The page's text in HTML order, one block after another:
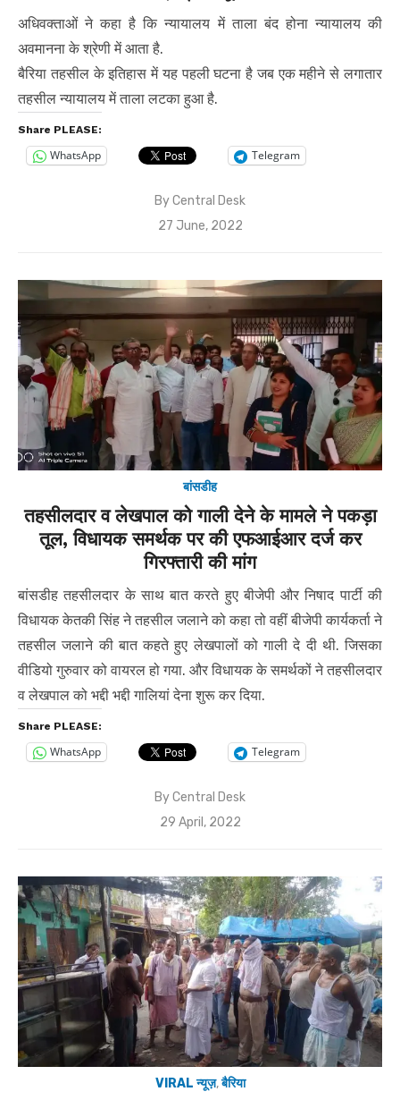
अधिवक्ताओं ने कहा है कि न्यायालय में ताला बंद होना न्यायालय की
अवमानना के श्रेणी में आता है.
बैरिया तहसील के इतिहास में यह पहली घटना है जब एक महीने से लगातार
तहसील न्यायालय में ताला लटका हुआ है.
Share PLEASE:
WhatsApp Telegram
ByCentral Desk
Posted
27 June, 2022
बांसडीह
तहसीलदार व लेखपाल को गाली देने के मामले ने पकड़ा
तूल, विधायक समर्थक पर की एफआईआर दर्ज कर
गिरफ्तारी की मांग
बांसडीह तहसीलदार के साथ बात करते हुए बीजेपी और निषाद पार्टी की
विधायक केतकी सिंह ने तहसील जलाने को कहा तो वहीं बीजेपी कार्यकर्ता ने
तहसील जलाने की बात कहते हुए लेखपालों को गाली दे दी थी. जिसका
वीडियो गुरुवार को वायरल हो गया. और विधायक के समर्थकों ने तहसीलदार
व लेखपाल को भद्दी भद्दी गालियां देना शुरू कर दिया.
Share PLEASE:
WhatsApp Telegram
ByCentral Desk
Posted
29 April, 2022
VIRAL न्यूज़,बैरिया